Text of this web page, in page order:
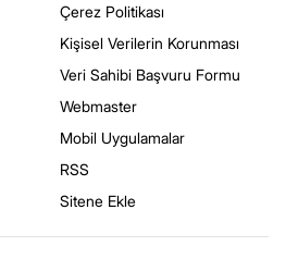
Çerez Politikası
Kişisel Verilerin Korunması
Veri Sahibi Başvuru Formu
Webmaster
Mobil Uygulamalar
RSS
Sitene Ekle